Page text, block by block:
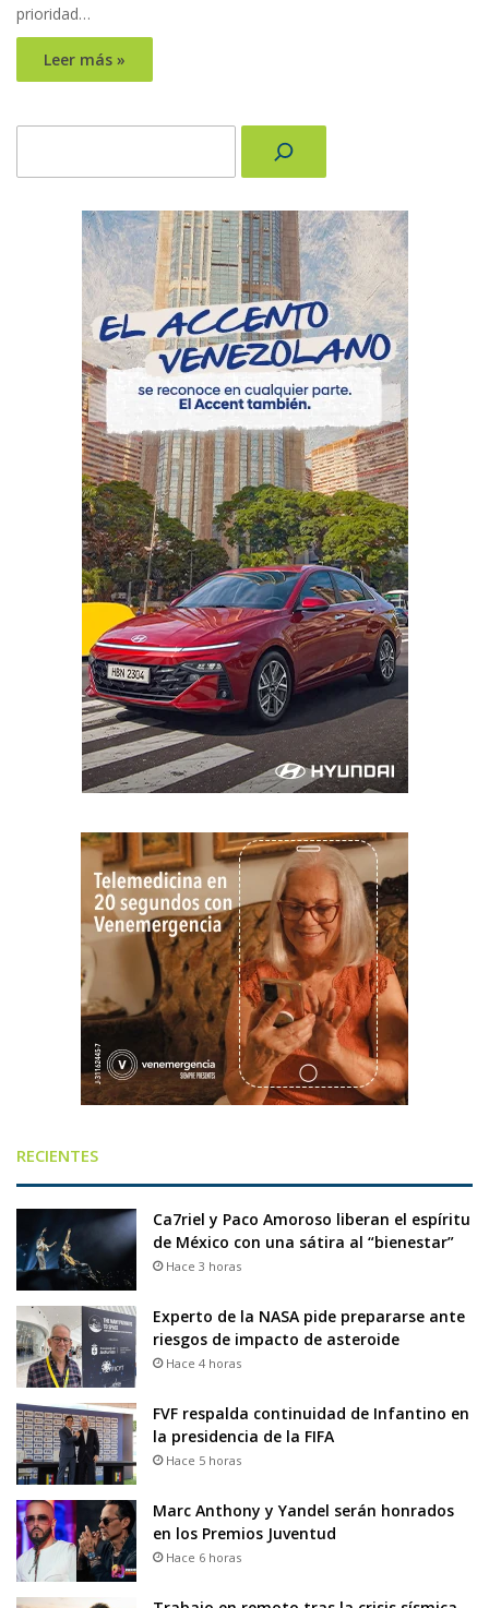
prioridad…
Leer más »
RECIENTES
Ca7riel y Paco Amoroso liberan el espíritu
de México con una sátira al “bienestar”
Hace 3 horas
Experto de la NASA pide prepararse ante
riesgos de impacto de asteroide
Hace 4 horas
FVF respalda continuidad de Infantino en
la presidencia de la FIFA
Hace 5 horas
Marc Anthony y Yandel serán honrados
en los Premios Juventud
Hace 6 horas